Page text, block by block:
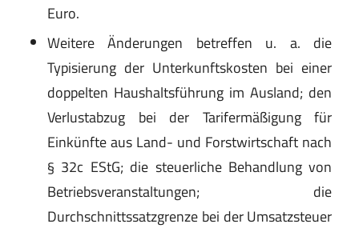
Euro.
Weitere Änderungen betreffen u. a. die
Typisierung der Unterkunftskosten bei einer
doppelten Haushaltsführung im Ausland; den
Verlustabzug bei der Tarifermäßigung für
Einkünfte aus Land- und Forstwirtschaft nach
§ 32c EStG; die steuerliche Behandlung von
Betriebsveranstaltungen; die
Durchschnittssatzgrenze bei der Umsatzsteuer